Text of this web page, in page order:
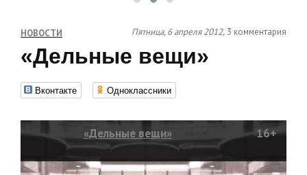
НОВОСТИ Пятница, 6 апреля 2012, 3 комментария
«Дельные вещи»
Вконтакте Одноклассники
«Дельные вещи» 16+